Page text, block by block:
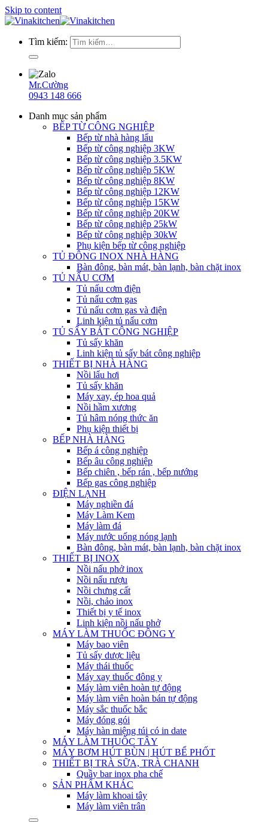
Skip to content
Tìm kiếm:
Mr.Cường
0943 148 666
Danh mục sản phẩm
BẾP TỪ CÔNG NGHIỆP
Bếp từ nhà hàng lẩu
Bếp từ công nghiệp 3KW
Bếp từ công nghiệp 3.5KW
Bếp từ công nghiệp 5KW
Bếp từ công nghiệp 8KW
Bếp từ công nghiệp 12KW
Bếp từ công nghiệp 15KW
Bếp từ công nghiệp 20KW
Bếp từ công nghiệp 25kW
Bếp từ công nghiệp 30kW
Phụ kiện bếp từ công nghiệp
TỦ ĐÔNG INOX NHÀ HÀNG
Bàn đông, bàn mát, bàn lạnh, bàn chặt inox
TỦ NẤU CƠM
Tủ nấu cơm điện
Tủ nấu cơm gas
Tủ nấu cơm gas và điện
Linh kiện tủ nấu cơm
TỦ SẤY BÁT CÔNG NGHIỆP
Tủ sấy khăn
Linh kiện tủ sấy bát công nghiệp
THIẾT BỊ NHÀ HÀNG
Nồi lẩu hơi
Tủ sấy khăn
Máy xay, ép hoa quả
Nồi hầm xương
Tủ hâm nóng thức ăn
Phụ kiện thiết bị
BẾP NHÀ HÀNG
Bếp á công nghiệp
Bếp âu công nghiệp
Bếp chiên , bếp rán , bếp nướng
Bếp gas công nghiệp
ĐIỆN LẠNH
Máy nghiền đá
Máy Làm Kem
Máy làm đá
Máy nước uống nóng lạnh
Bàn đông, bàn mát, bàn lạnh, bàn chặt inox
THIẾT BỊ INOX
Nồi nấu phở inox
Nồi nấu rượu
Nồi chưng cất
Nồi, chảo inox
Thiết bị y tế inox
Linh kiện nồi nấu phở
MÁY LÀM THUỐC ĐÔNG Y
Máy bao viên
Tủ sấy dược liệu
Máy thái thuốc
Máy xay thuốc đông y
Máy làm viên hoàn tự động
Máy làm viên hoàn bán tự động
Máy sắc thuốc bắc
Máy đóng gói
Máy hàn miệng túi có in date
MÁY LÀM THUỐC TÂY
MÁY BƠM HÚT BÙN | HÚT BỂ PHỐT
THIẾT BỊ TRÀ SỮA, TRÀ CHANH
Quầy bar inox pha chế
SẢN PHẨM KHÁC
Máy làm khoai tây
Máy làm viên trân